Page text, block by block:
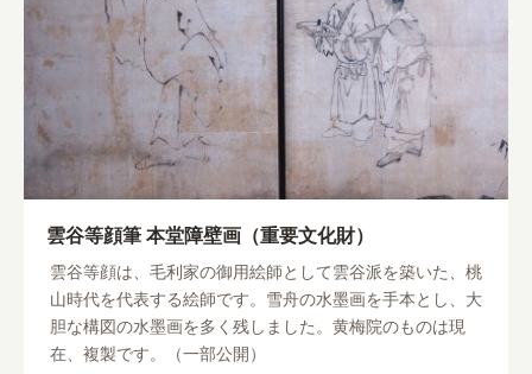
雲谷等顔筆 本堂障壁画（重要文化財）
雲谷等顔は、毛利家の御用絵師として雲谷派を築いた、桃
山時代を代表する絵師です。雪舟の水墨画を手本とし、大
胆な構図の水墨画を多く残しました。黄梅院のものは現
在、複製です。（一部公開）